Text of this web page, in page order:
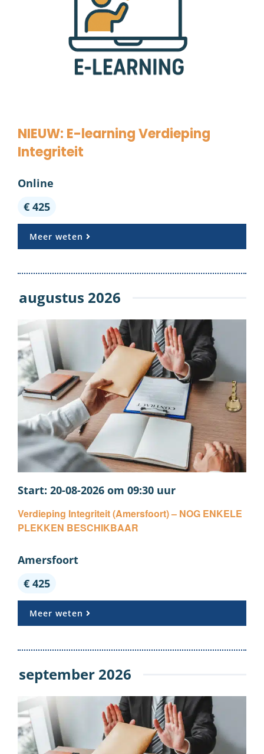
NIEUW: E-learning Verdieping
Integriteit
Online
€ 425
Meer weten
augustus 2026
20-08-2026 om 09:30
Verdieping Integriteit (Amersfoort) – NOG ENKELE
PLEKKEN BESCHIKBAAR
Amersfoort
€ 425
Meer weten
september 2026